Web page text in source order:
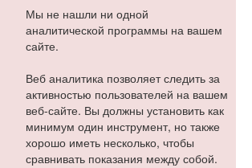
Мы не нашли ни одной
аналитической программы на вашем
сайте.
Веб аналитика позволяет следить за
активностью пользователей на вашем
веб-сайте. Вы должны установить как
минимум один инструмент, но также
хорошо иметь несколько, чтобы
сравнивать показания между собой.